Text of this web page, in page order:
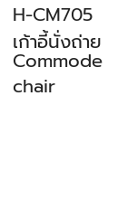
Commode
chair
H-CM705
เก้าอี้นั่งถ่าย